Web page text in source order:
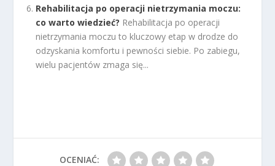
Rehabilitacja po operacji nietrzymania moczu:
co warto wiedzieć? Rehabilitacja po operacji
nietrzymania moczu to kluczowy etap w drodze do
odzyskania komfortu i pewności siebie. Po zabiegu,
wielu pacjentów zmaga się...
OCENIAĆ: